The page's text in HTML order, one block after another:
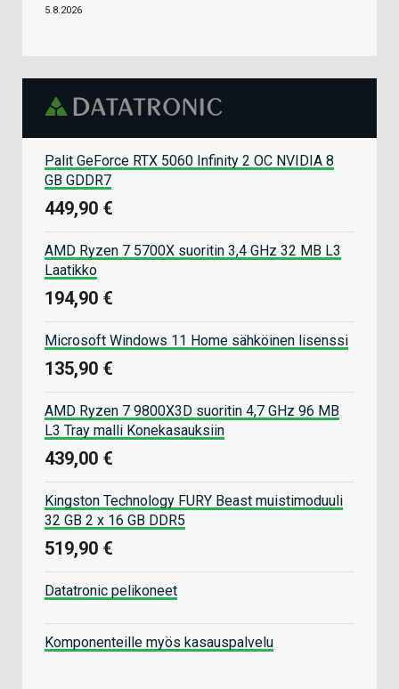
5.8.2026
Palit GeForce RTX 5060 Infinity 2 OC NVIDIA 8
GB GDDR7
449,90 €
AMD Ryzen 7 5700X suoritin 3,4 GHz 32 MB L3
Laatikko
194,90 €
Microsoft Windows 11 Home sähköinen lisenssi
135,90 €
AMD Ryzen 7 9800X3D suoritin 4,7 GHz 96 MB
L3 Tray malli Konekasauksiin
439,00 €
Kingston Technology FURY Beast muistimoduuli
32 GB 2 x 16 GB DDR5
519,90 €
Datatronic pelikoneet
Komponenteille myös kasauspalvelu